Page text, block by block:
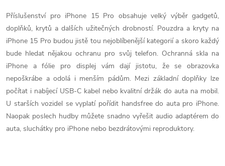
d
a
c
í
p
r
v
á
n
k
o
v
á
n
í
Příslušenství pro iPhone 15 Pro obsahuje velký výběr gadgetů,
doplňků, krytů a dalších užitečných drobností. Pouzdra a kryty na
iPhone 15 Pro budou jistě tou nejoblíbenější kategorií a skoro každý
bude hledat nějakou ochranu pro svůj telefon. Ochranná skla na
iPhone a fólie pro displej vám dají jistotu, že se obrazovka
nepoškrábe a odolá i menším pádům. Mezi základní doplňky lze
počítat i nabíjecí USB-C kabel nebo kvalitní držák do auta na mobil.
U starších vozidel se vyplatí pořídit handsfree do auta pro iPhone.
Naopak poslech hudby můžete snadno vyřešit audio adaptérem do
auta, sluchátky pro iPhone nebo bezdrátovými reproduktory.